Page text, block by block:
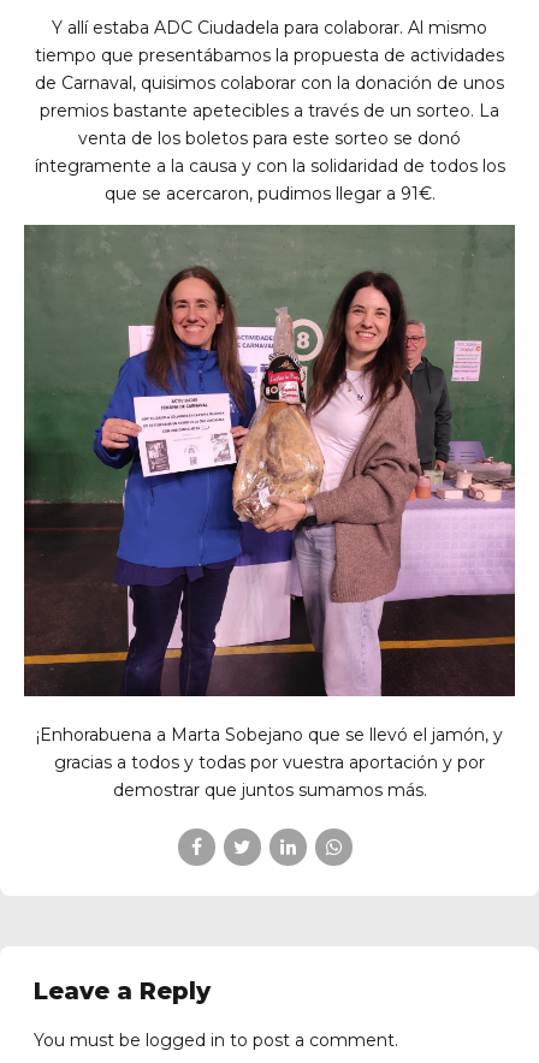
Y allí estaba ADC Ciudadela para colaborar. Al mismo
tiempo que presentábamos la propuesta de actividades
de Carnaval, quisimos colaborar con la donación de unos
premios bastante apetecibles a través de un sorteo. La
venta de los boletos para este sorteo se donó
íntegramente a la causa y con la solidaridad de todos los
que se acercaron, pudimos llegar a 91€.
¡Enhorabuena a Marta Sobejano que se llevó el jamón, y
gracias a todos y todas por vuestra aportación y por
demostrar que juntos sumamos más.
Leave a Reply
You must be logged in to post a comment.